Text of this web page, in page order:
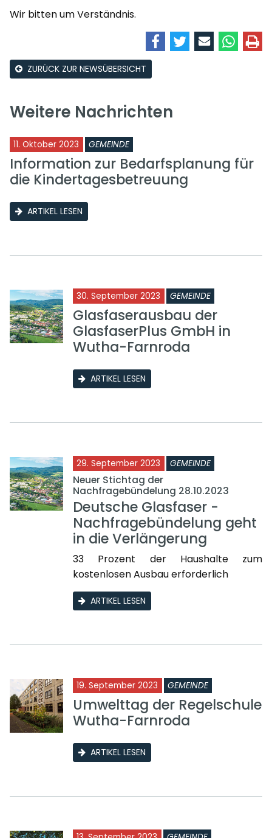
Wir bitten um Verständnis.
ZURÜCK ZUR NEWSÜBERSICHT
Weitere Nachrichten
11. Oktober 2023 GEMEINDE
Information zur Bedarfsplanung für
die Kindertagesbetreuung
ARTIKEL LESEN
30. September 2023 GEMEINDE
Glasfaserausbau der
GlasfaserPlus GmbH in
Wutha-Farnroda
ARTIKEL LESEN
29. September 2023 GEMEINDE
Neuer Stichtag der
Nachfragebündelung 28.10.2023
Deutsche Glasfaser -
Nachfragebündelung geht
in die Verlängerung
33 Prozent der Haushalte zum
kostenlosen Ausbau erforderlich
ARTIKEL LESEN
19. September 2023 GEMEINDE
Umwelttag der Regelschule
Wutha-Farnroda
ARTIKEL LESEN